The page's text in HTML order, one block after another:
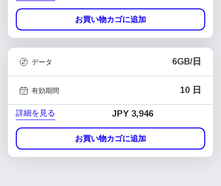
お買い物カゴに追加
データ 6GB/日
有効期間 10 日
詳細を見る JPY 3,946
お買い物カゴに追加